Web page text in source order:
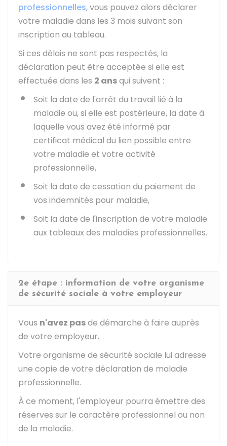
professionnelles, vous pouvez alors déclarer
votre maladie dans les 3 mois suivant son
inscription au tableau.
Si ces délais ne sont pas respectés, la
déclaration peut être acceptée si elle est
effectuée dans les 2 ansqui suivent :
Soit la date de l'arrêt du travail lié à la
maladie ou, si elle est postérieure, la date à
laquelle vous avez été informé par
certificat médical du lien possible entre
votre maladie et votre activité
professionnelle,
Soit la date de cessation du paiement de
vos indemnités pour maladie,
Soit la date de l'inscription de votre maladie
aux tableaux des maladies professionnelles.
2e étape : information de votre organisme
de sécurité sociale à votre employeur
Vous n'avez pasde démarche à faire auprès
de votre employeur.
Votre organisme de sécurité sociale lui adresse
une copie de votre déclaration de maladie
professionnelle.
À ce moment, l'employeur pourra émettre des
réserves sur le caractère professionnel ou non
de la maladie.